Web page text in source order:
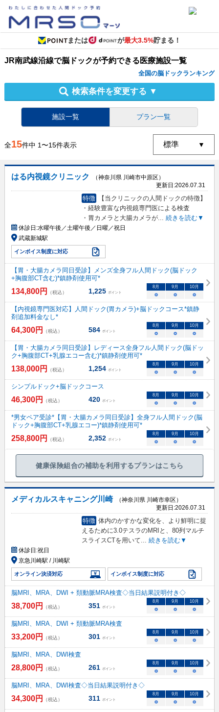
または が最大3.5%貯まる！
JR南武線沿線で脳ドックが予約できる医療施設一覧
全国の脳ドックランキング
検索条件を変更する ▼
施設一覧 プラン一覧
全15件中 1〜15件表示
はる内視鏡クリニック
（神奈川県 川崎市中原区）
更新日:2026.07.31
特徴
【当クリニックの人間ドックの特徴】
・経験豊富な内視鏡専門医による検査
・胃カメラと大腸カメラが... 続きを読む▼
休診日:水曜午後／土曜午後／日曜／祝日
武蔵新城駅
インボイス制度に対応
【胃・大腸カメラ同日受診】メンズ全身フル人間ドック(脳ドック
+胸腹部CT含む)*鎮静剤使用可*
134,800円 （税込） 1,225 ポイント
8月 9月 10月
○ ○ ○
【内視鏡専門医対応】人間ドック(胃カメラ)+脳ドックコース*鎮静
剤追加料金なし*
64,300円 （税込） 584 ポイント
8月 9月 10月
○ ○ ○
【胃・大腸カメラ同日受診】レディース全身フル人間ドック(脳ドッ
ク+胸腹部CT+乳腺エコー含む)*鎮静剤使用可*
138,000円 （税込） 1,254 ポイント
8月 9月 10月
○ ○ ○
シンプルドック+脳ドックコース
46,300円 （税込） 420 ポイント
8月 9月 10月
○ ○ ○
*男女ペア受診*【胃・大腸カメラ同日受診】全身フル人間ドック(脳
ドック+胸腹部CT+乳腺エコー)*鎮静剤使用可*
258,800円 （税込） 2,352 ポイント
8月 9月 10月
○ ○ ○
健康保険組合の補助を利用するプランはこちら
メディカルスキャニング川崎
（神奈川県 川崎市幸区）
更新日:2026.07.31
特徴 体内のかすかな変化を、より鮮明に捉
えるために3.0テスラのMRIと、80列マルチ
スライスCTを用いて... 続きを読む▼
休診日:祝日
京急川崎駅 / 川崎駅
オンライン決済対応 インボイス制度に対応
脳MRI、MRA、DWI + 頚動脈MRA検査◇当日結果説明付き◇
38,700円 （税込） 351 ポイント
8月 9月 10月
○ ○ ○
脳MRI、MRA、DWI + 頚動脈MRA検査
33,200円 （税込） 301 ポイント
8月 9月 10月
○ ○ ○
脳MRI、MRA、DWI検査
28,800円 （税込） 261 ポイント
8月 9月 10月
○ ○ ○
脳MRI、MRA、DWI検査◇当日結果説明付き◇
34,300円 （税込） 311 ポイント
8月 9月 10月
○ ○ ○